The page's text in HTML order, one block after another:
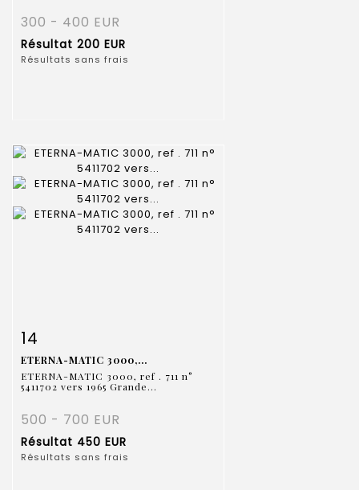
300 - 400 EUR
Résultat 200 EUR
Résultats sans frais
Fiche détaillée
14
ETERNA-MATIC 3000,...
ETERNA-MATIC 3000, ref . 711 n°
5411702 vers 1965 Grande...
500 - 700 EUR
Résultat 450 EUR
Résultats sans frais